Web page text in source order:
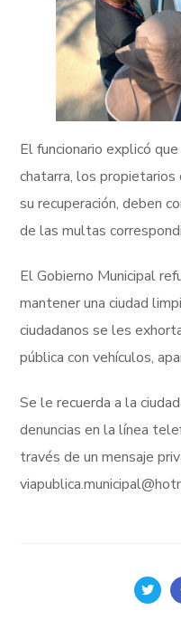
El funcionario explicó
chatarra, los propietarios
su recuperación, deben
de las multas
El Gobierno Municipal
mantener una ciudad
ciudadanos se les
pública con vehículos,
Se le recuerda a la
denuncias en la línea
través de un mensaje